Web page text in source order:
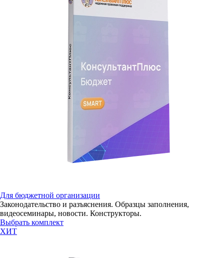
Для бюджетной организации
Законодательство и разъяснения. Образцы заполнения,
видеосеминары, новости. Конструкторы.
Выбрать комплект
ХИТ